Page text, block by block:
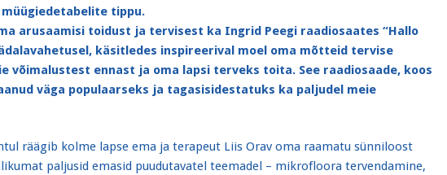
tippu.
arusaamisi toidust ja tervisest ka Ingrid Peegi raadiosaates “Hallo
käsitledes inspireerival moel oma mõtteid tervise
võimalustest ennast ja oma lapsi terveks toita. See raadiosaade, koos
väga populaarseks ja tagasisidestatuks ka paljudel meie
räägib kolme lapse ema ja terapeut Liis Orav oma raamatu sünniloost
paljusid emasid puudutavatel teemadel – mikrofloora tervendamine,